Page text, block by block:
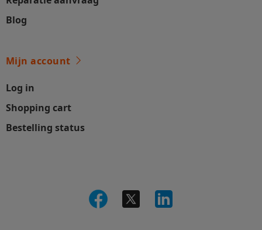
Blog
Mijn account
Log in
Shopping cart
Bestelling status